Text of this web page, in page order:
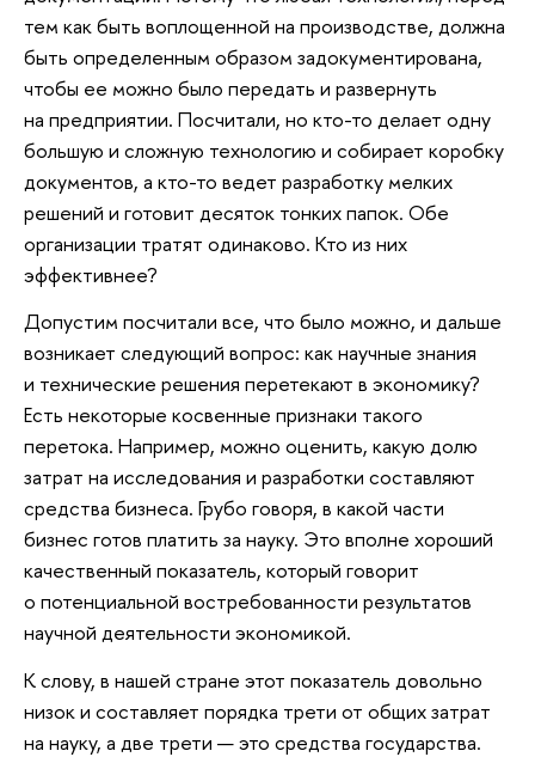
тем как быть воплощенной на производстве, должна
быть определенным образом задокументирована,
чтобы ее можно было передать и развернуть
на предприятии. Посчитали, но кто-то делает одну
большую и сложную технологию и собирает коробку
документов, а кто-то ведет разработку мелких
решений и готовит десяток тонких папок. Обе
организации тратят одинаково. Кто из них
эффективнее?
Допустим посчитали все, что было можно, и дальше
возникает следующий вопрос: как научные знания
и технические решения перетекают в экономику?
Есть некоторые косвенные признаки такого
перетока. Например, можно оценить, какую долю
затрат на исследования и разработки составляют
средства бизнеса. Грубо говоря, в какой части
бизнес готов платить за науку. Это вполне хороший
качественный показатель, который говорит
о потенциальной востребованности результатов
научной деятельности экономикой.
К слову, в нашей стране этот показатель довольно
низок и составляет порядка трети от общих затрат
на науку, а две трети — это средства государства.